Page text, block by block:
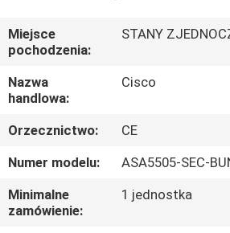
FILMY
O
NAS
WYCIECZKA
PO
FABRYCE
Miejsce
pochodzenia:
STANY
Nazwa
handlowa:
Cisco
Orzecznictwo:
CE
Numer modelu:
ASA5505-SEC-
Minimalne
zamówienie:
1 jednostka